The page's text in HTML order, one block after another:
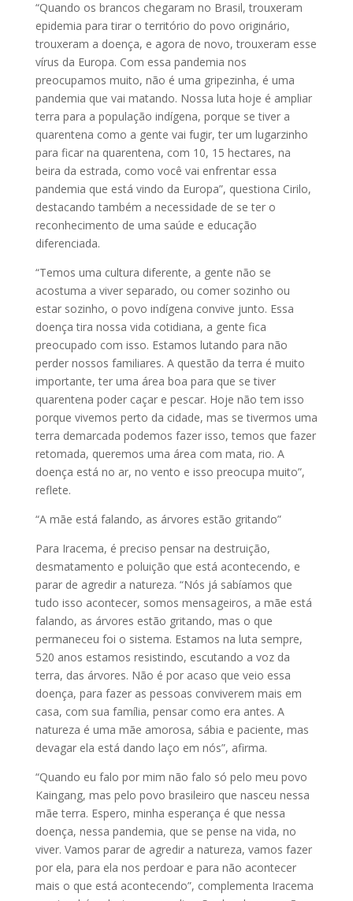
“Quando os brancos chegaram no Brasil, trouxeram
epidemia para tirar o território do povo originário,
trouxeram a doença, e agora de novo, trouxeram esse
vírus da Europa. Com essa pandemia nos
preocupamos muito, não é uma gripezinha, é uma
pandemia que vai matando. Nossa luta hoje é ampliar
terra para a população indígena, porque se tiver a
quarentena como a gente vai fugir, ter um lugarzinho
para ficar na quarentena, com 10, 15 hectares, na
beira da estrada, como você vai enfrentar essa
pandemia que está vindo da Europa”, questiona Cirilo,
destacando também a necessidade de se ter o
reconhecimento de uma saúde e educação
diferenciada.
“Temos uma cultura diferente, a gente não se
acostuma a viver separado, ou comer sozinho ou
estar sozinho, o povo indígena convive junto. Essa
doença tira nossa vida cotidiana, a gente fica
preocupado com isso. Estamos lutando para não
perder nossos familiares. A questão da terra é muito
importante, ter uma área boa para que se tiver
quarentena poder caçar e pescar. Hoje não tem isso
porque vivemos perto da cidade, mas se tivermos uma
terra demarcada podemos fazer isso, temos que fazer
retomada, queremos uma área com mata, rio. A
doença está no ar, no vento e isso preocupa muito”,
reflete.
“A mãe está falando, as árvores estão gritando”
Para Iracema, é preciso pensar na destruição,
desmatamento e poluição que está acontecendo, e
parar de agredir a natureza. “Nós já sabíamos que
tudo isso acontecer, somos mensageiros, a mãe está
falando, as árvores estão gritando, mas o que
permaneceu foi o sistema. Estamos na luta sempre,
520 anos estamos resistindo, escutando a voz da
terra, das árvores. Não é por acaso que veio essa
doença, para fazer as pessoas conviverem mais em
casa, com sua família, pensar como era antes. A
natureza é uma mãe amorosa, sábia e paciente, mas
devagar ela está dando laço em nós”, afirma.
“Quando eu falo por mim não falo só pelo meu povo
Kaingang, mas pelo povo brasileiro que nasceu nessa
mãe terra. Espero, minha esperança é que nessa
doença, nessa pandemia, que se pense na vida, no
viver. Vamos parar de agredir a natureza, vamos fazer
por ela, para ela nos perdoar e para não acontecer
mais o que está acontecendo”, complementa Iracema